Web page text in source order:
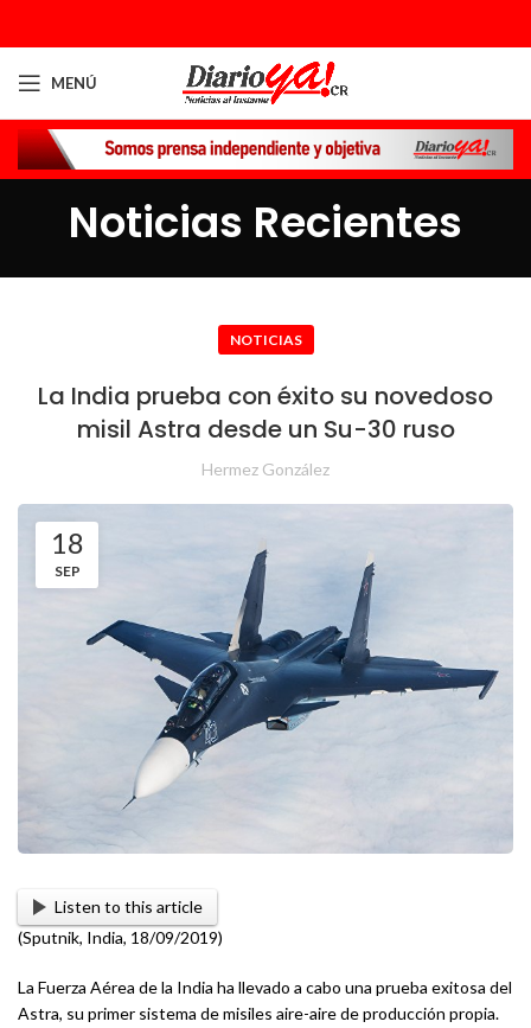
MENÚ
Noticias Recientes
NOTICIAS
La India prueba con éxito su novedoso
misil Astra desde un Su-30 ruso
Hermez González
18
SEP
Listen to this article
(Sputnik, India, 18/09/2019)
La Fuerza Aérea de la India ha llevado a cabo una prueba exitosa del
Astra, su primer sistema de misiles aire-aire de producción propia.